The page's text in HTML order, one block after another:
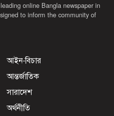
online Bangla newspaper in
to inform the community of
আইন-বিচার
আন্তর্জাতিক
সারাদেশ
অর্থনীতি